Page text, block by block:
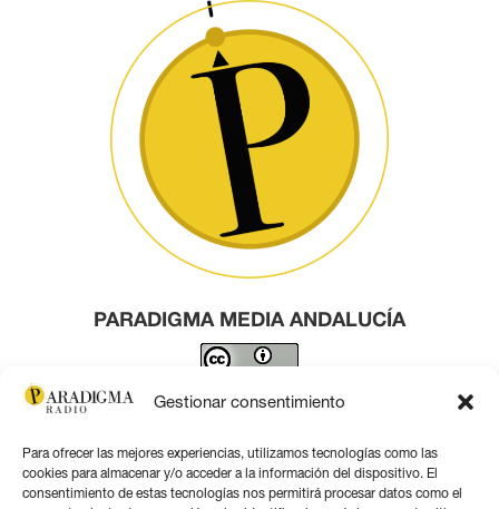
Gestionar consentimiento
Para ofrecer las mejores experiencias, utilizamos tecnologías como las
cookies para almacenar y/o acceder a la información del dispositivo. El
consentimiento de estas tecnologías nos permitirá procesar datos como el
PARADIGMA MEDIA ANDALUCÍA
Este obra está bajo una licencia de Creative Commons
Contacto por correo